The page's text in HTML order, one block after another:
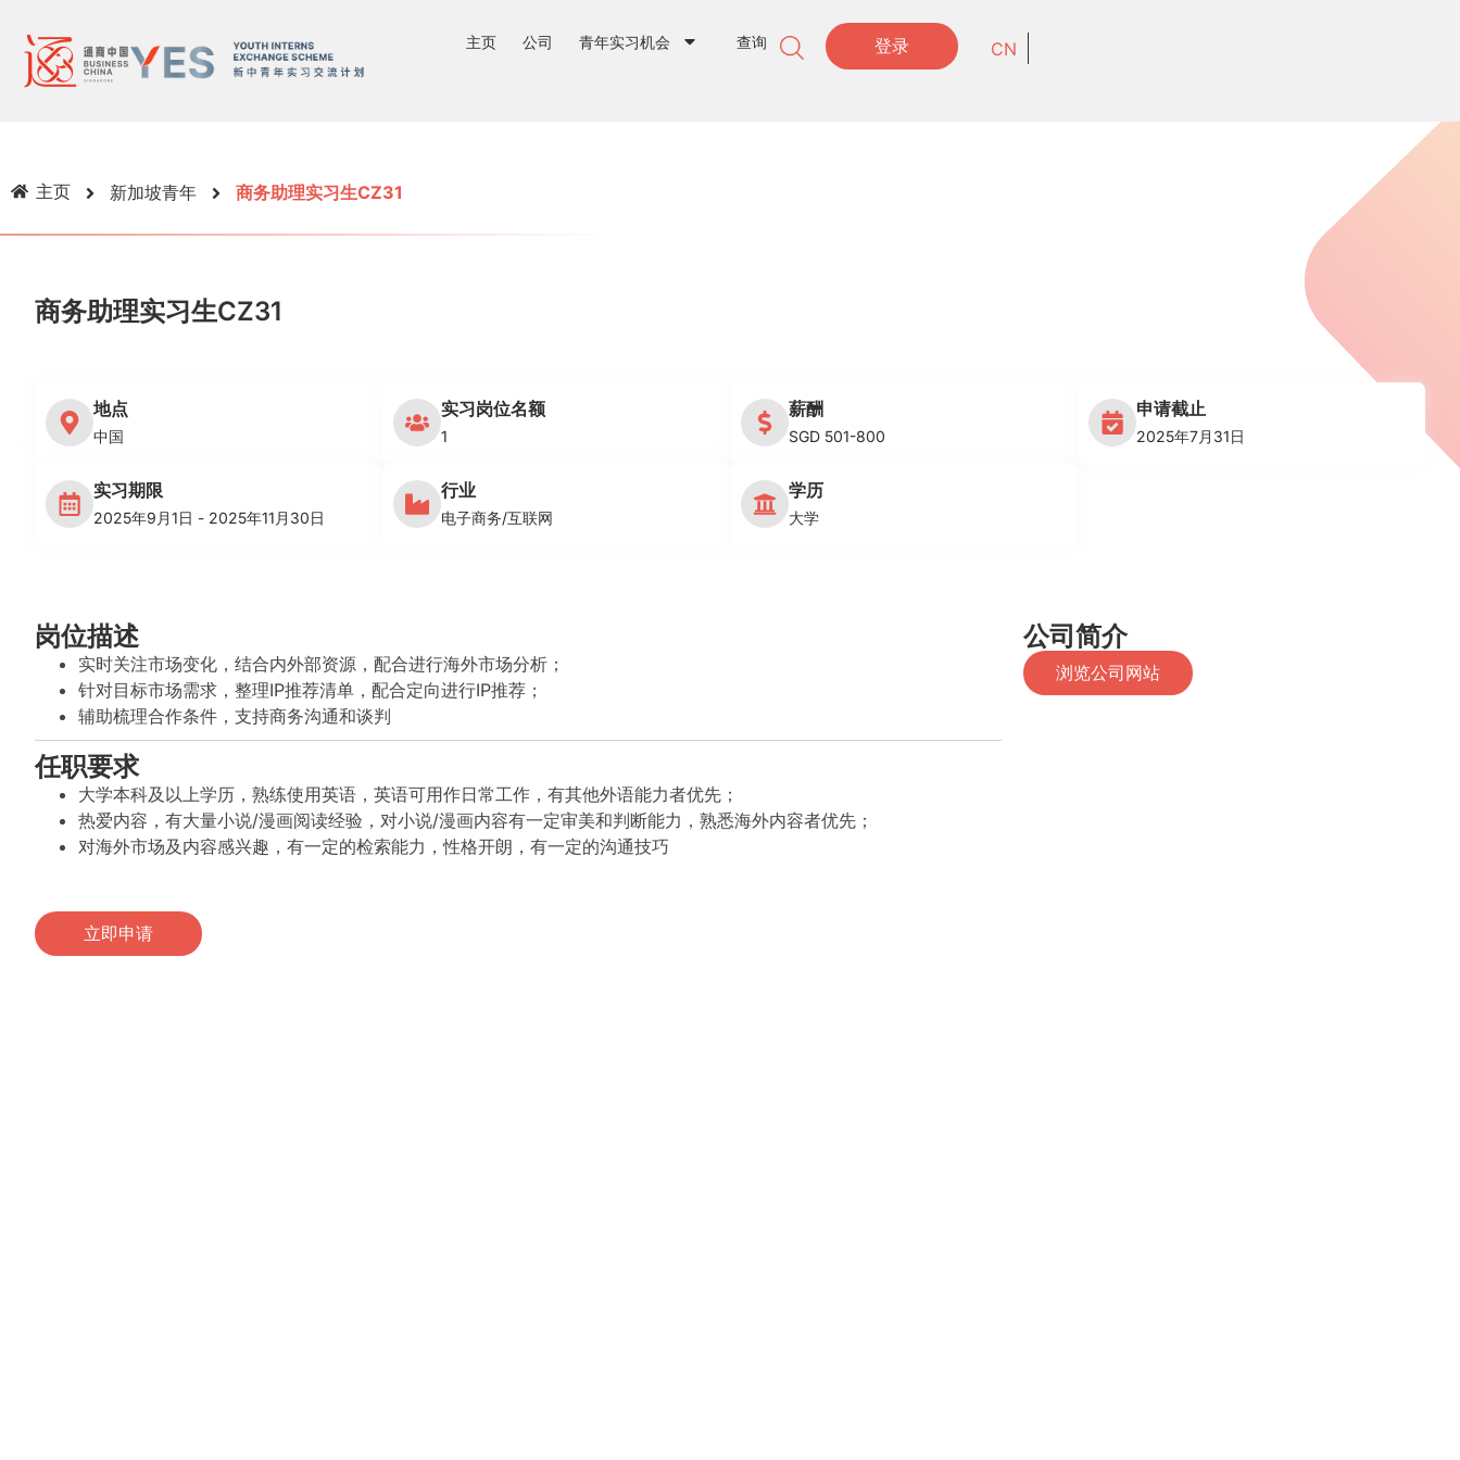
主页 公司 青年实习机会 查询 登录 CN
主页 新加坡青年 商务助理实习生CZ31
商务助理实习生CZ31
地点
中国
实习岗位名额
1
薪酬
SGD 501-800
申请截止
2025年7月31日
实习期限
2025年9月1日 - 2025年11月30日
行业
电子商务/互联网
学历
大学
岗位描述
实时关注市场变化，结合内外部资源，配合进行海外市场分析；
针对目标市场需求，整理IP推荐清单，配合定向进行IP推荐；
辅助梳理合作条件，支持商务沟通和谈判
任职要求
大学本科及以上学历，熟练使用英语，英语可用作日常工作，有其他外语能力者优先；
热爱内容，有大量小说/漫画阅读经验，对小说/漫画内容有一定审美和判断能力，熟悉海外内容者优先；
对海外市场及内容感兴趣，有一定的检索能力，性格开朗，有一定的沟通技巧
立即申请
公司简介
浏览公司网站